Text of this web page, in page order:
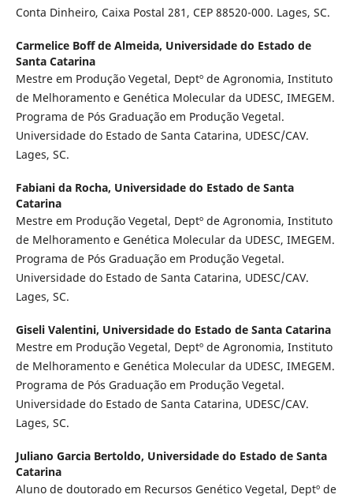
Conta Dinheiro, Caixa Postal 281, CEP 88520-000. Lages, SC.
Carmelice Boff de Almeida, Universidade do Estado de
Santa Catarina
Mestre em Produção Vegetal, Deptº de Agronomia, Instituto
de Melhoramento e Genética Molecular da UDESC, IMEGEM.
Programa de Pós Graduação em Produção Vegetal.
Universidade do Estado de Santa Catarina, UDESC/CAV.
Lages, SC.
Fabiani da Rocha, Universidade do Estado de Santa
Catarina
Mestre em Produção Vegetal, Deptº de Agronomia, Instituto
de Melhoramento e Genética Molecular da UDESC, IMEGEM.
Programa de Pós Graduação em Produção Vegetal.
Universidade do Estado de Santa Catarina, UDESC/CAV.
Lages, SC.
Giseli Valentini, Universidade do Estado de Santa Catarina
Mestre em Produção Vegetal, Deptº de Agronomia, Instituto
de Melhoramento e Genética Molecular da UDESC, IMEGEM.
Programa de Pós Graduação em Produção Vegetal.
Universidade do Estado de Santa Catarina, UDESC/CAV.
Lages, SC.
Juliano Garcia Bertoldo, Universidade do Estado de Santa
Catarina
Aluno de doutorado em Recursos Genético Vegetal, Deptº de